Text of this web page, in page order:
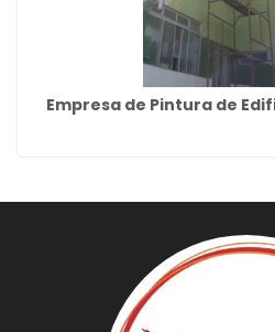
Empresa de Pintura de